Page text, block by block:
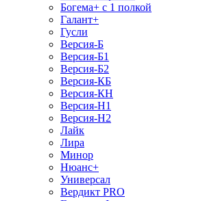
Богема+ с 1 полкой
Галант+
Гусли
Версия-Б
Версия-Б1
Версия-Б2
Версия-КБ
Версия-КН
Версия-Н1
Версия-Н2
Лайк
Лира
Минор
Нюанс+
Универсал
Вердикт PRO